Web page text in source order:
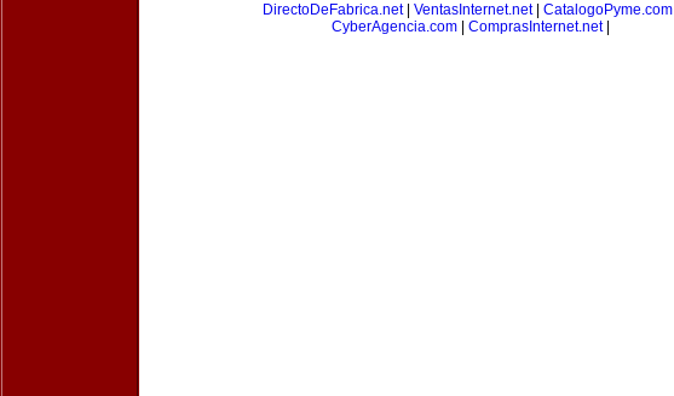
DirectoDeFabrica.net| VentasInternet.net| CatalogoPyme.com|
CyberAgencia.com
ComprasInternet.net|